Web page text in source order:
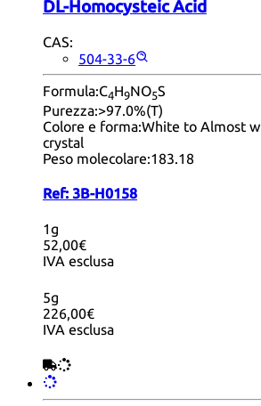
DL-Homocysteic Acid
CAS:
504-33-6
Formula:C4H9NO5S
Purezza:>97.0%(T)
Colore e forma:White to Almost
crystal
Peso molecolare:183.18
Ref: 3B-H0158
1g
52,00€
IVA esclusa
5g
226,00€
IVA esclusa